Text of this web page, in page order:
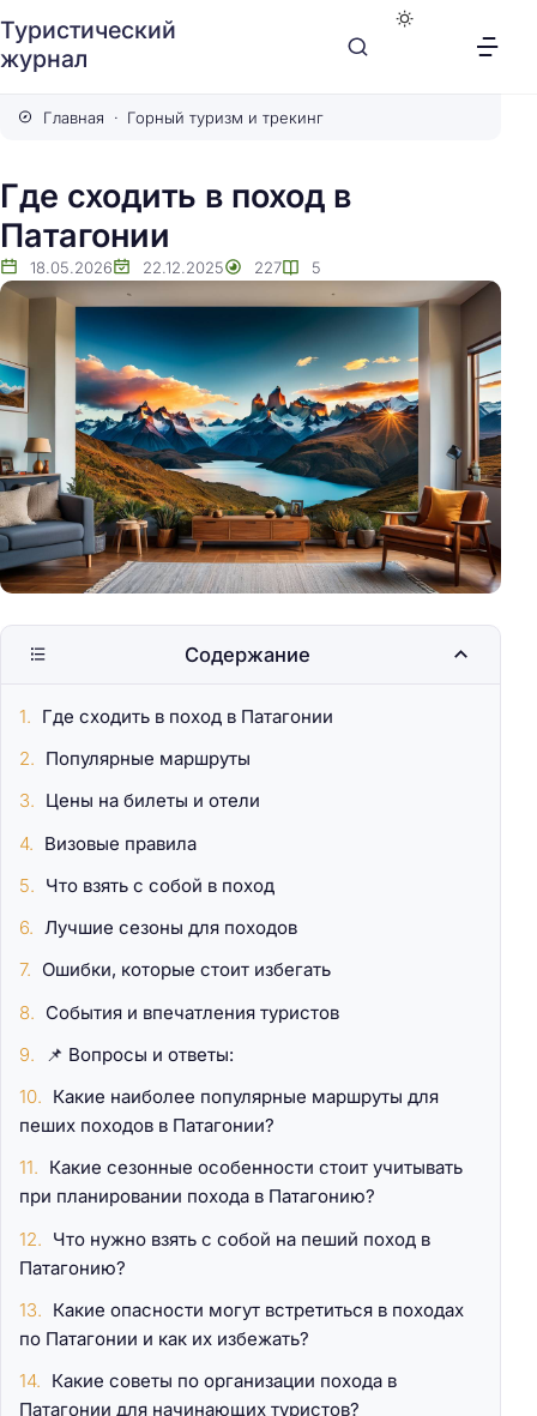
Туристический
журнал
Главная Горный туризм и трекинг
Где сходить в поход в
Патагонии
18.05.2026 22.12.2025 227 5
Содержание
Где сходить в поход в Патагонии
Популярные маршруты
Цены на билеты и отели
Визовые правила
Что взять с собой в поход
Лучшие сезоны для походов
Ошибки, которые стоит избегать
События и впечатления туристов
📌 Вопросы и ответы:
Какие наиболее популярные маршруты для
пеших походов в Патагонии?
Какие сезонные особенности стоит учитывать
при планировании похода в Патагонию?
Что нужно взять с собой на пеший поход в
Патагонию?
Какие опасности могут встретиться в походах
по Патагонии и как их избежать?
Какие советы по организации похода в
Патагонии для начинающих туристов?